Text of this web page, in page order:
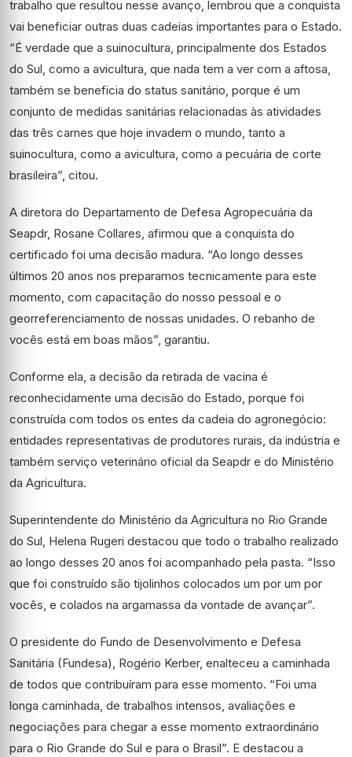
trabalho que resultou nesse avanço, lembrou que a conquista
vai beneficiar outras duas cadeias importantes para o Estado.
“É verdade que a suinocultura, principalmente dos Estados
do Sul, como a avicultura, que nada tem a ver com a aftosa,
também se beneficia do status sanitário, porque é um
conjunto de medidas sanitárias relacionadas às atividades
das três carnes que hoje invadem o mundo, tanto a
suinocultura, como a avicultura, como a pecuária de corte
brasileira”, citou.
A diretora do Departamento de Defesa Agropecuária da
Seapdr, Rosane Collares, afirmou que a conquista do
certificado foi uma decisão madura. “Ao longo desses
últimos 20 anos nos preparamos tecnicamente para este
momento, com capacitação do nosso pessoal e o
georreferenciamento de nossas unidades. O rebanho de
vocês está em boas mãos”, garantiu.
Conforme ela, a decisão da retirada de vacina é
reconhecidamente uma decisão do Estado, porque foi
construída com todos os entes da cadeia do agronegócio:
entidades representativas de produtores rurais, da indústria e
também serviço veterinário oficial da Seapdr e do Ministério
da Agricultura.
Superintendente do Ministério da Agricultura no Rio Grande
do Sul, Helena Rugeri destacou que todo o trabalho realizado
ao longo desses 20 anos foi acompanhado pela pasta. “Isso
que foi construído são tijolinhos colocados um por um por
vocês, e colados na argamassa da vontade de avançar”.
O presidente do Fundo de Desenvolvimento e Defesa
Sanitária (Fundesa), Rogério Kerber, enalteceu a caminhada
de todos que contribuíram para esse momento. “Foi uma
longa caminhada, de trabalhos intensos, avaliações e
negociações para chegar a esse momento extraordinário
para o Rio Grande do Sul e para o Brasil”. E destacou a